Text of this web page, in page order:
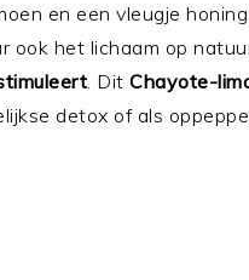
en een vleugje
ook het lichaam op
. Dit Chayote-
detox of als